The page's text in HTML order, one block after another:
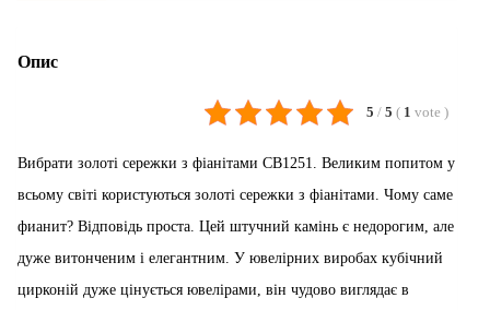
Опис
5 / 5 ( 1 vote )
Вибрати золоті сережки з фіанітами СВ1251. Великим попитом у
всьому світі користуються золоті сережки з фіанітами. Чому саме
фианит? Відповідь проста. Цей штучний камінь є недорогим, але
дуже витонченим і елегантним. У ювелірних виробах кубічний
цирконій дуже цінується ювелірами, він чудово виглядає в